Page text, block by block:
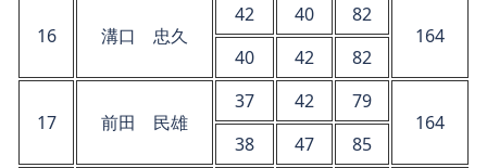
16 溝口 忠久
42 40
82
164
40
42 82
17 前田 民雄
37 42
79
164
38
47 85